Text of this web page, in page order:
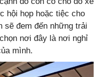
hội họp hoặc tiệc cho
sẽ đem đến những trải
nơi đây là nơi nghỉ
mình.